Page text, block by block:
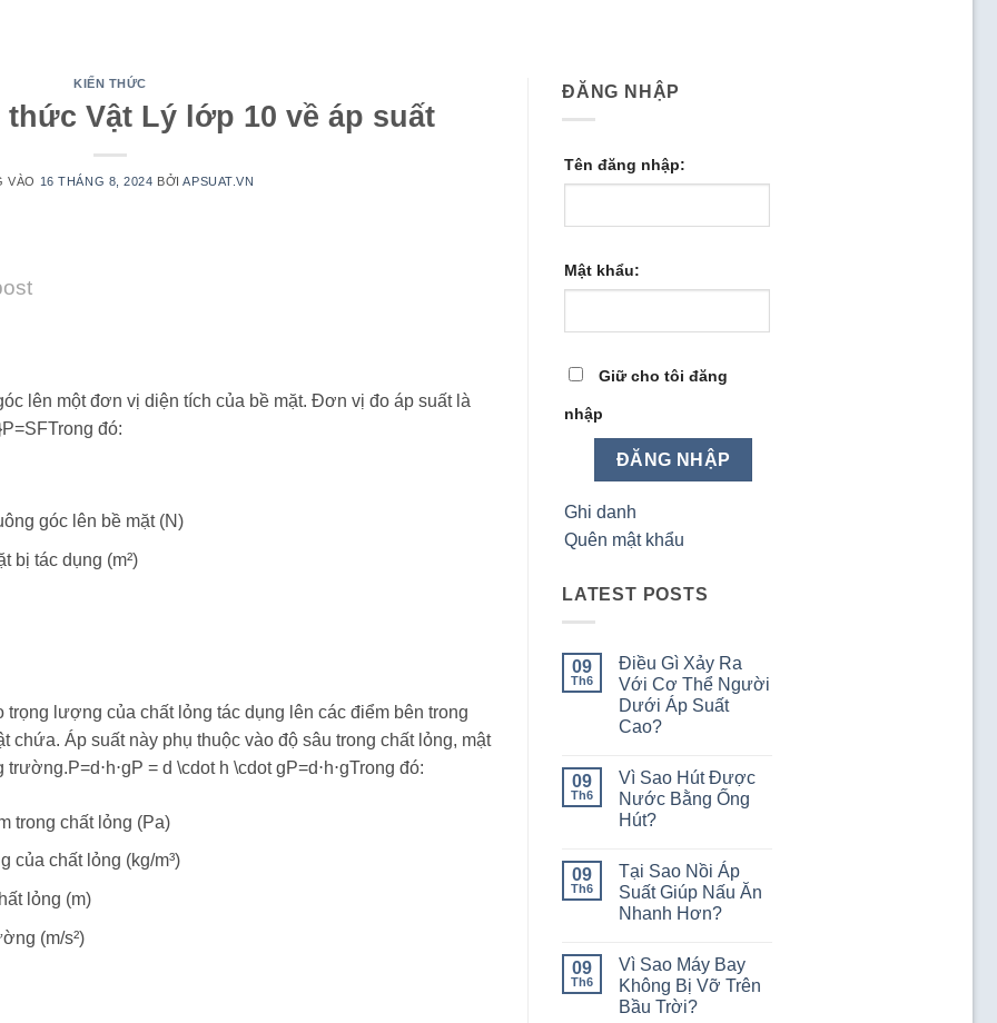
KIẾN THỨC
Vật Lý lớp 10 về áp suất
VÀO 16 THÁNG 8, 2024 BỞIAPSUAT.VN
lên một đơn vị diện tích của bề mặt. Đơn vị đo áp suất là
đó:
góc lên bề mặt (N)
bị tác dụng (m²)
trọng lượng của chất lỏng tác dụng lên các điểm bên trong
chứa. Áp suất này phụ thuộc vào độ sâu trong chất lỏng, mật
= d \cdot h \cdot gP=d⋅h⋅gTrong đó:
trong chất lỏng (Pa)
của chất lỏng (kg/m³)
lỏng (m)
(m/s²)
ĐĂNG NHẬP
Tên đăng nhập:
Mật khẩu:
Giữ cho tôi đăng
nhập
ĐĂNG NHẬP
Ghi danh
Quên mật khẩu
LATEST POSTS
09
Th6
Điều Gì Xảy Ra
Với Cơ Thể Người
Dưới Áp Suất
Cao?
bình
luận
ở
Điều
Ra
Với
Cơ
Thể
Người
Suất
Cao?
09
Th6
Vì Sao Hút Được
Nước Bằng Ống
Hút?
bình
luận
ở
Vì
Được
Nước
Bằng
Ống
Hút?
09
Th6
Tại Sao Nồi Áp
Suất Giúp Nấu Ăn
Nhanh Hơn?
bình
luận
ở
Tại
09
Th6
Vì Sao Máy Bay
Không Bị Vỡ Trên
Bầu Trời?